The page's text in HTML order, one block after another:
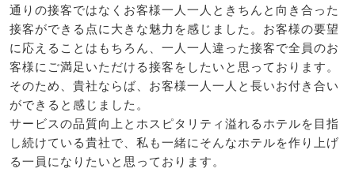
通りの接客ではなくお客様一人一人ときちんと向き合った
接客ができる点に大きな魅力を感じました。お客様の要望
に応えることはもちろん、一人一人違った接客で全員のお
客様にご満足いただける接客をしたいと思っております。
そのため、貴社ならば、お客様一人一人と長いお付き合い
ができると感じました。
サービスの品質向上とホスピタリティ溢れるホテルを目指
し続けている貴社で、私も一緒にそんなホテルを作り上げ
る一員になりたいと思っております。